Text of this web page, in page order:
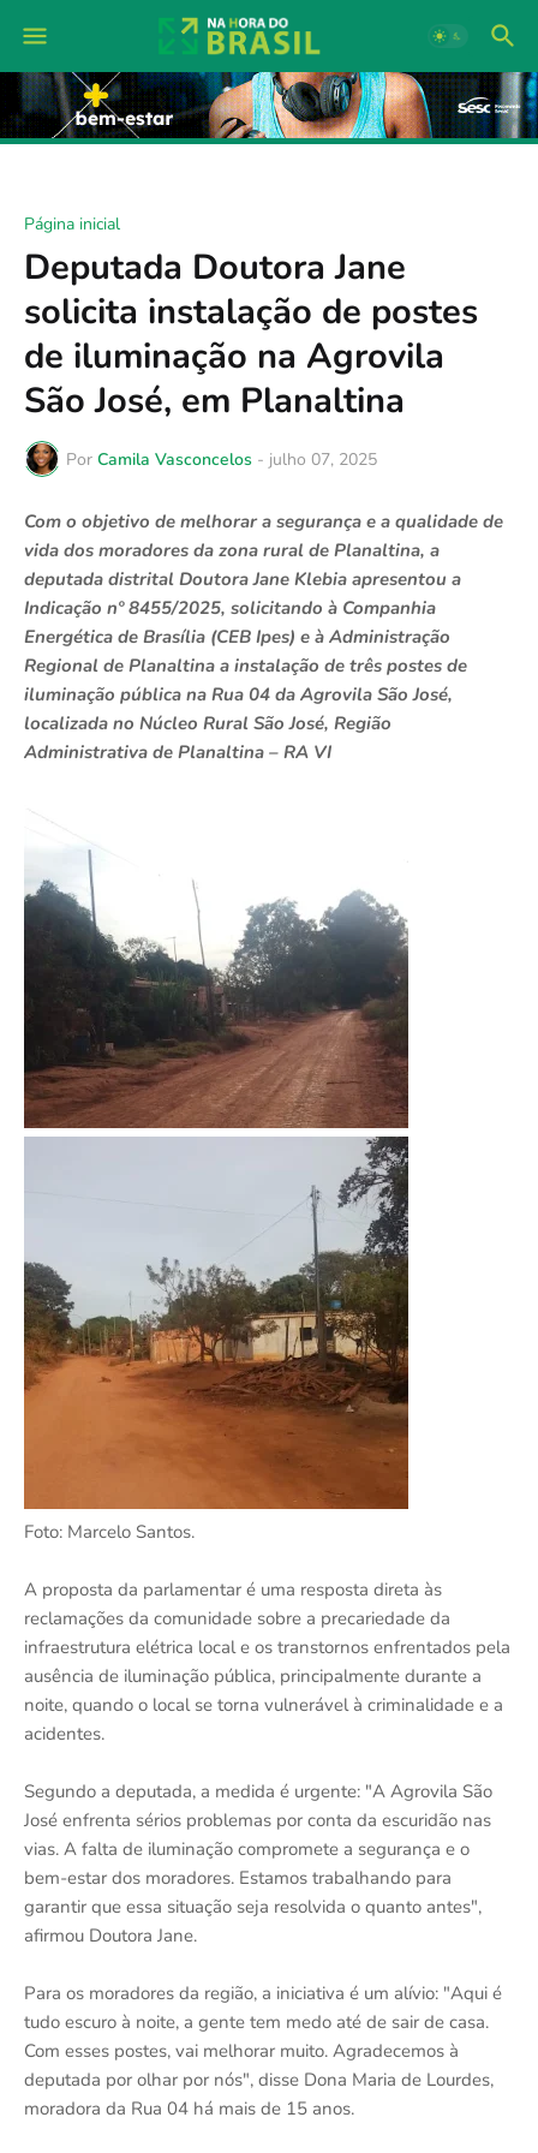
Página inicial
Deputada Doutora Jane
solicita instalação de postes
de iluminação na Agrovila
São José, em Planaltina
Por Camila Vasconcelos - julho 07, 2025
Com o objetivo de melhorar a segurança e a qualidade de
vida dos moradores da zona rural de Planaltina, a
deputada distrital Doutora Jane Klebia apresentou a
Indicação nº 8455/2025, solicitando à Companhia
Energética de Brasília (CEB Ipes) e à Administração
Regional de Planaltina a instalação de três postes de
iluminação pública na Rua 04 da Agrovila São José,
localizada no Núcleo Rural São José, Região
Administrativa de Planaltina – RA VI
Foto: Marcelo Santos.
A proposta da parlamentar é uma resposta direta às
reclamações da comunidade sobre a precariedade da
infraestrutura elétrica local e os transtornos enfrentados pela
ausência de iluminação pública, principalmente durante a
noite, quando o local se torna vulnerável à criminalidade e a
acidentes.
Segundo a deputada, a medida é urgente: "A Agrovila São
José enfrenta sérios problemas por conta da escuridão nas
vias. A falta de iluminação compromete a segurança e o
bem-estar dos moradores. Estamos trabalhando para
garantir que essa situação seja resolvida o quanto antes",
afirmou Doutora Jane.
Para os moradores da região, a iniciativa é um alívio: "Aqui é
tudo escuro à noite, a gente tem medo até de sair de casa.
Com esses postes, vai melhorar muito. Agradecemos à
deputada por olhar por nós", disse Dona Maria de Lourdes,
moradora da Rua 04 há mais de 15 anos.